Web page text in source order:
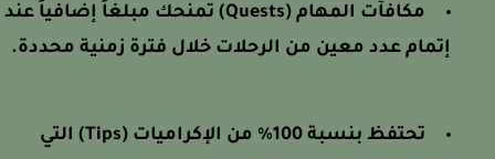
مكافآت المهام (Quests) تمنحك مبلغاً إضافياً عند
إتمام عدد معين من الرحلات خلال فترة زمنية محددة.
تحتفظ بنسبة 100% من الإكراميات (Tips) التي